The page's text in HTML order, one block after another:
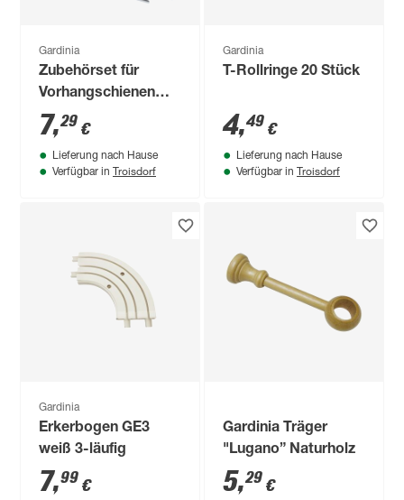
Gardinia
Zubehörset für
Vorhangschienen
250 cm
7,29 €
Lieferung nach Hause
Verfügbar in Troisdorf
Gardinia
T-Rollringe 20 Stück
4,49 €
Lieferung nach Hause
Verfügbar in Troisdorf
Gardinia
Erkerbogen GE3
weiß 3-läufig
7,99 €
Gardinia Träger
"Lugano” Naturholz
5,29 €